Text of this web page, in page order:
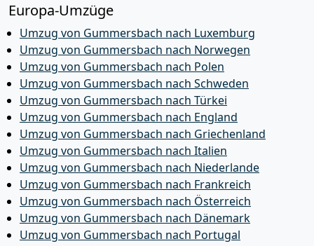
Europa-Umzüge
Umzug von Gummersbach nach Luxemburg
Umzug von Gummersbach nach Norwegen
Umzug von Gummersbach nach Polen
Umzug von Gummersbach nach Schweden
Umzug von Gummersbach nach Türkei
Umzug von Gummersbach nach England
Umzug von Gummersbach nach Griechenland
Umzug von Gummersbach nach Italien
Umzug von Gummersbach nach Niederlande
Umzug von Gummersbach nach Frankreich
Umzug von Gummersbach nach Österreich
Umzug von Gummersbach nach Dänemark
Umzug von Gummersbach nach Portugal